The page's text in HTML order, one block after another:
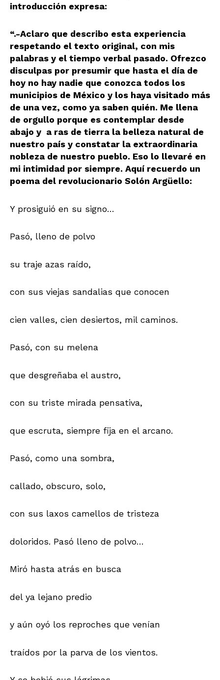
introducción expresa:
“.-Aclaro que describo esta experiencia
respetando el texto original, con mis
palabras y el tiempo verbal pasado. Ofrezco
disculpas por presumir que hasta el día de
hoy no hay nadie que conozca todos los
municipios de México y los haya visitado más
de una vez, como ya saben quién. Me llena
de orgullo porque es contemplar desde
abajo y a ras de tierra la belleza natural de
nuestro país y constatar la extraordinaria
nobleza de nuestro pueblo. Eso lo llevaré en
mi intimidad por siempre. Aquí recuerdo un
poema del revolucionario Solón Argüello:
Y prosiguió en su signo…
Pasó, lleno de polvo
su traje azas raído,
con sus viejas sandalias que conocen
cien valles, cien desiertos, mil caminos.
Pasó, con su melena
que desgreñaba el austro,
con su triste mirada pensativa,
que escruta, siempre fija en el arcano.
Pasó, como una sombra,
callado, obscuro, solo,
con sus laxos camellos de tristeza
doloridos. Pasó lleno de polvo…
Miró hasta atrás en busca
del ya lejano predio
y aún oyó los reproches que venían
traídos por la parva de los vientos.